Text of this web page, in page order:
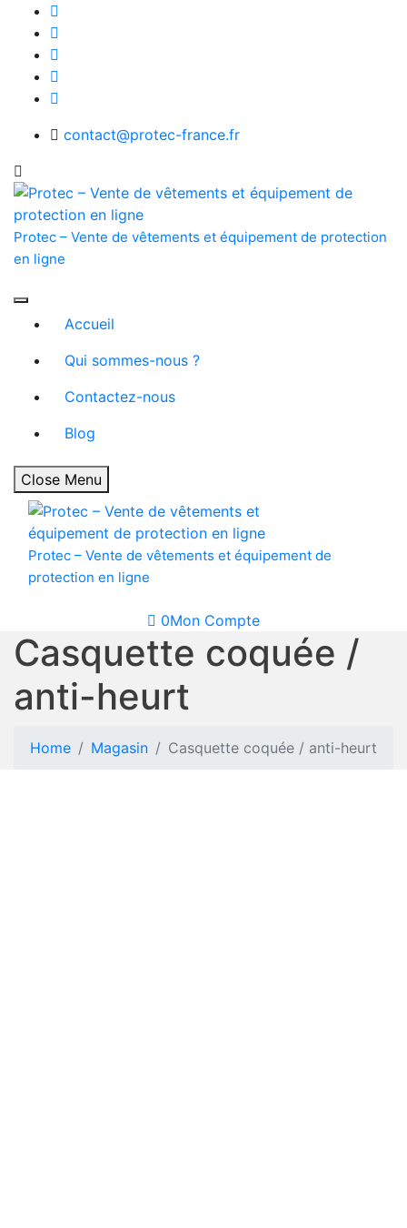
content
contact@protec-france.fr
Protec – Vente de vêtements et équipement de protection
en ligne
Accueil
Qui sommes-nous ?
Contactez-nous
Blog
Close Menu
Protec – Vente de vêtements et équipement de
protection en ligne
0Mon Compte
Casquette coquée /
anti-heurt
Home Magasin Casquette coquée / anti-heurt